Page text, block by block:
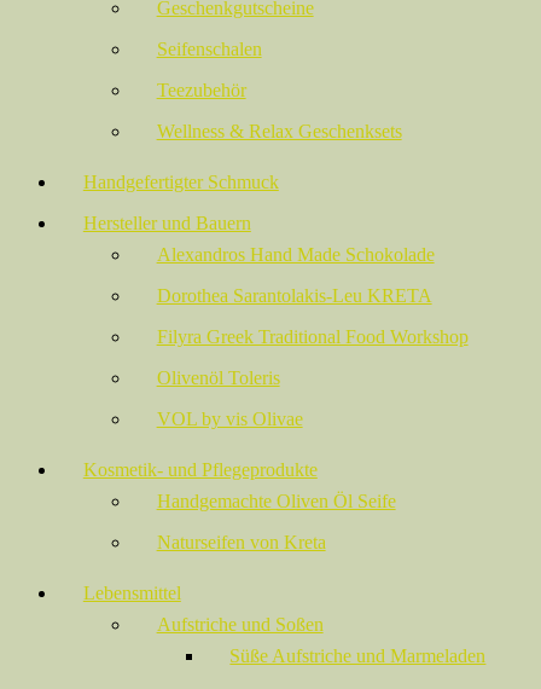
können
der
gewählt
Geschenkgutscheine
Seifenschalen
Teezubehör
Wellness & Relax Geschenksets
Handgefertigter Schmuck
Hersteller und Bauern
Alexandros Hand Made Schokolade
Dorothea Sarantolakis-Leu KRETA
Filyra Greek Traditional Food Workshop
Olivenöl Toleris
VOL by vis Olivae
Kosmetik- und Pflegeprodukte
Handgemachte Oliven Öl Seife
Naturseifen von Kreta
Lebensmittel
Aufstriche und Soßen
Süße Aufstriche und Marmeladen